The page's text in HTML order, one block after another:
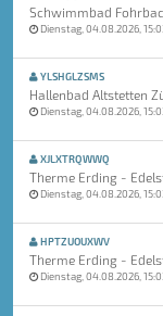
Schwimmbad
Dienstag, 04.08.2026,
YLSHGLZSMS
Hallenbad Altstetten
Dienstag, 04.08.2026,
XJLXTRQWWQ
Therme Erding -
Dienstag, 04.08.2026,
HPTZUOUXWV
Therme Erding -
Dienstag, 04.08.2026,